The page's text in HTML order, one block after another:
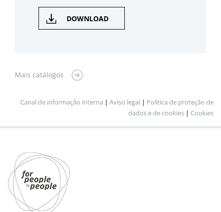
DOWNLOAD
Mais catálogos
Canal de informação interna | Aviso legal | Política de proteção de
dados e de cookies | Cookies